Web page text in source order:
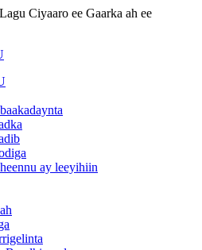
Ciyaaro ee Gaarka ah ee
ay leeyihiin